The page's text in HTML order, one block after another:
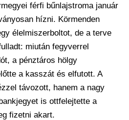
férfi bűnlajstroma január
hízni. Körmenden
élelmiszerboltot, de a terve
miután fegyverrel
a pénztáros hölgy
a kasszát és elfutott. A
távozott, hanem a nagy
is ottfelejtette a
fizetni akart.